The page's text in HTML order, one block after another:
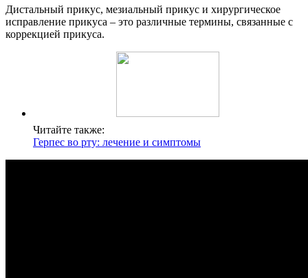
Дистальный прикус, мезиальный прикус и хирургическое
исправление прикуса – это различные термины, связанные с
коррекцией прикуса.
Читайте также:
Герпес во рту: лечение и симптомы